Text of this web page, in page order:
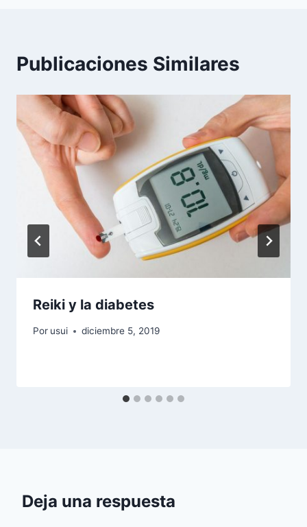
Publicaciones Similares
Reiki y la diabetes
Por usui diciembre 5, 2019
Deja una respuesta